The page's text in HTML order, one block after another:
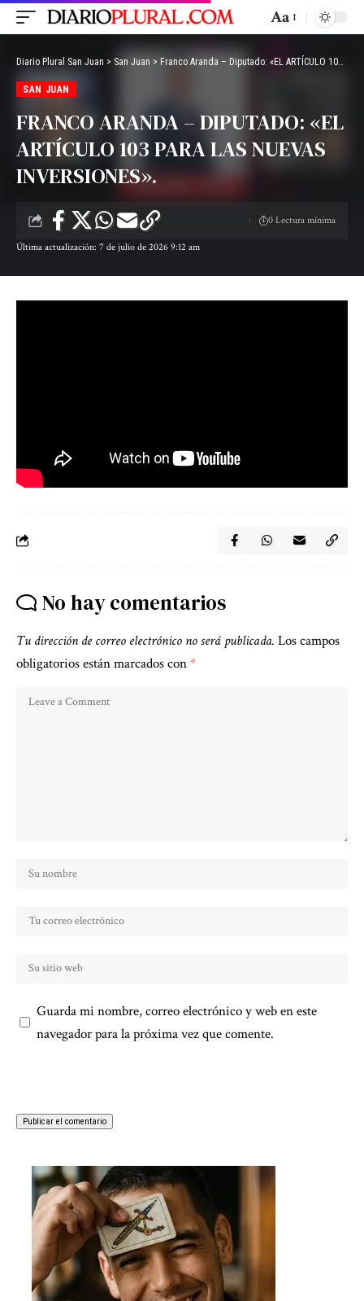
Aa
Diario Plural San Juan > San Juan > Franco Aranda – Diputado: «EL ARTÍCULO 103 PARA LAS NUEVAS INVERSIONES».
SAN JUAN
FRANCO ARANDA – DIPUTADO: «EL
ARTÍCULO 103 PARA LAS NUEVAS
INVERSIONES».
Última actualización: 7 de julio de 2026 9:12 am
0 Lectura mínima
No hay comentarios
Tu dirección de correo electrónico no será publicada. Los campos
obligatorios están marcados con*
Guarda mi nombre, correo electrónico y web en este
navegador para la próxima vez que comente.